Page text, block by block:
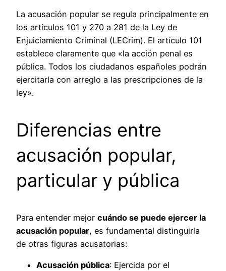
La acusación popular se regula principalmente en
los artículos 101 y 270 a 281 de la Ley de
Enjuiciamiento Criminal (LECrim). El artículo 101
establece claramente que «la acción penal es
pública. Todos los ciudadanos españoles podrán
ejercitarla con arreglo a las prescripciones de la
ley».
Diferencias entre
acusación popular,
particular y pública
Para entender mejor cuándo se puede ejercer la
acusación popular, es fundamental distinguirla
de otras figuras acusatorias:
Acusación pública: Ejercida por el